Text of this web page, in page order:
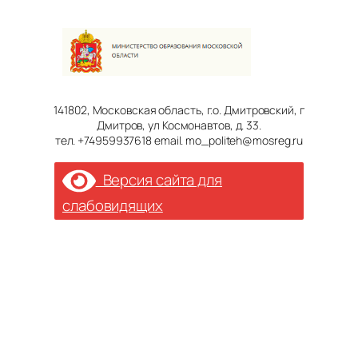
141802, Московская область, г.о. Дмитровский, г
Дмитров, ул Космонавтов, д. 33.
тел. +74959937618 email. mo_politeh@mosreg.ru
Версия сайта для
слабовидящих